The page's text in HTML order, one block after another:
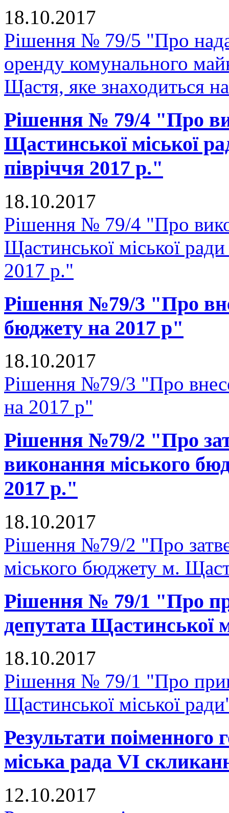
18.10.2017
Рішення № 79/5 "Про
оренду комунального
Щастя, яке знаходиться
Рішення № 79/4 "Про
Щастинської міської
півріччя 2017 р."
18.10.2017
Рішення № 79/4 "Про
Щастинської міської
2017 р."
Рішення №79/3 "Про
бюджету на 2017 р"
18.10.2017
Рішення №79/3 "Про
на 2017 р"
Рішення №79/2 "Про
виконання міського
2017 р."
18.10.2017
Рішення №79/2 "Про
міського бюджету м.
Рішення № 79/1 "Про
депутата Щастинської
18.10.2017
Рішення № 79/1 "Про
Щастинської міської
Результати
міська рада VI
12.10.2017